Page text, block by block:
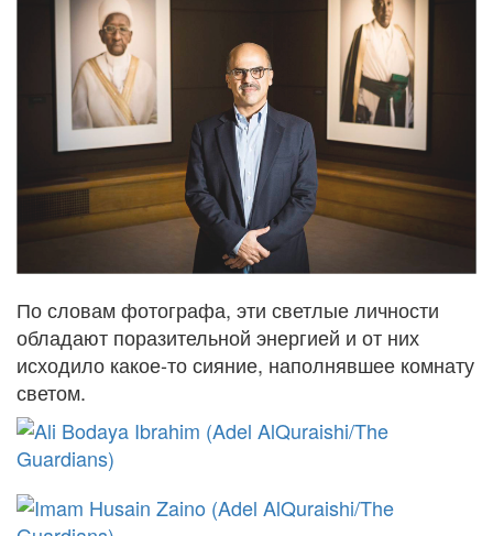
По словам фотографа, эти светлые личности
обладают поразительной энергией и от них
исходило какое-то сияние, наполнявшее комнату
светом.